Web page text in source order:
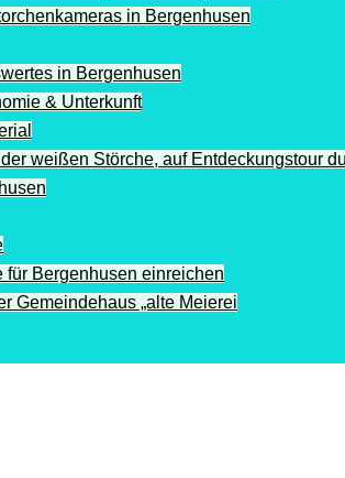
in Bergenhusen
in Bergenhusen
& Unterkunft
der weißen Störche, auf Entdeckungstour
für Bergenhusen einreichen
Gemeindehaus „alte Meierei